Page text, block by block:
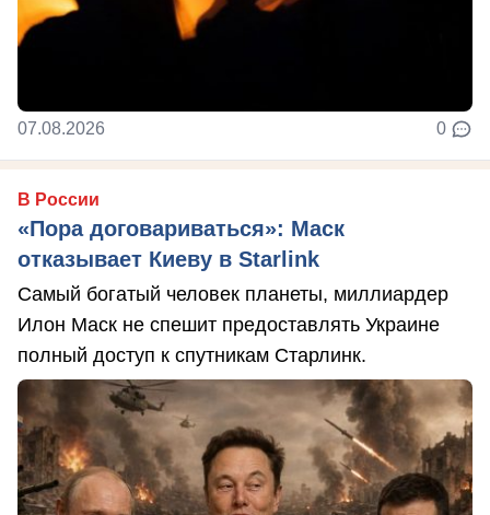
07.08.2026 0
В России
«Пора договариваться»: Маск
отказывает Киеву в Starlink
Самый богатый человек планеты, миллиардер
Илон Маск не спешит предоставлять Украине
полный доступ к спутникам Старлинк.